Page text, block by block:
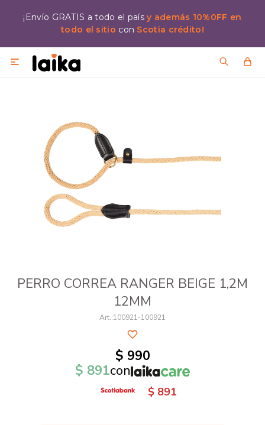
¡Envío GRATIS a todo el paísy además 10%0FF en
todo el sitio con Scotia crédito!

PERRO CORREA RANGER BEIGE 1,2M
12MM
100921-100921
$ 990
$ 891con
$ 891